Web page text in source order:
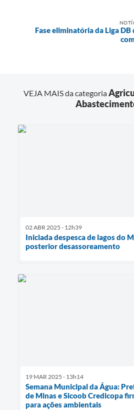
Fase eliminatória da Liga
VEJA MAIS da categoria
02 ABR 2025 - 12h39
Iniciada despesca de lagos do
posterior desassoreamento
19 MAR 2025 - 13h14
Semana Municipal da Água:
de Minas e Sicoob Credicopa
para ações ambientais